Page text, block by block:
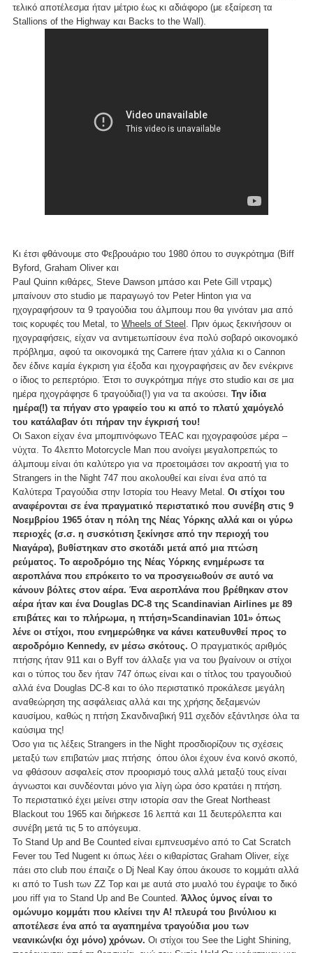
τελικό αποτέλεσμα ήταν μέτριο έως κι αδιάφορο (με εξαίρεση τα
Stallions of the Highway και Backs to the Wall).
Κι έτσι φθάνουμε στο Φεβρουάριο του 1980 όπου το συγκρότημα (Biff
Byford, Graham Oliver και
Paul Quinn κιθάρες, Steve Dawson μπάσο και Pete Gill ντραμς)
μπαίνουν στο studio με παραγωγό τον Peter Hinton για να
ηχογραφήσουν τα 9 τραγούδια του άλμπουμ που θα γινόταν μια από
τοις κορυφές του Metal, το Wheels of Steel . Πριν όμως ξεκινήσουν οι
ηχογραφήσεις, είχαν να αντιμετωπίσουν ένα πολύ σοβαρό οικονομικό
πρόβλημα, αφού τα οικονομικά της Carrere ήταν χάλια κι ο Cannon
δεν έδινε καμία έγκριση για έξοδα και ηχογραφήσεις αν δεν ενέκρινε
ο ίδιος το ρεπερτόριο. Έτσι το συγκρότημα πήγε στο studio και σε μια
ημέρα ηχογράφησε 6 τραγούδια(!) για να τα ακούσει. Την ίδια
ημέρα(!) τα πήγαν στο γραφείο του κι από το πλατύ χαμόγελό
του κατάλαβαν ότι πήραν την έγκρισή του!
Οι Saxon είχαν ένα μπομπινόφωνο TEAC και ηχογραφούσε μέρα –
νύχτα. Το 4λεπτο Motorcycle Man που ανοίγει μεγαλοπρεπώς το
άλμπουμ είναι ότι καλύτερο για να προετοιμάσει τον ακροατή για το
Strangers in the Night 747 που ακολουθεί και είναι ένα από τα
Καλύτερα Τραγούδια στην Ιστορία του Heavy Metal. Οι στίχοι του
αναφέρονται σε ένα πραγματικό περιστατικό που συνέβη στις 9
Νοεμβρίου 1965 όταν η πόλη της Νέας Υόρκης αλλά και οι γύρω
περιοχές (σ.σ. η συσκότιση ξεκίνησε από την περιοχή του
Νιαγάρα), βυθίστηκαν στο σκοτάδι μετά από μια πτώση
ρεύματος. Το αεροδρόμιο της Νέας Υόρκης ενημέρωσε τα
αεροπλάνα που επρόκειτο το να προσγειωθούν σε αυτό να
κάνουν βόλτες στον αέρα. Ένα αεροπλάνα που βρέθηκαν στον
αέρα ήταν και ένα Douglas DC-8 της Scandinavian Airlines με 89
επιβάτες και το πλήρωμα, η πτήση»Scandinavian 101» όπως
λένε οι στίχοι, που ενημερώθηκε να κάνει κατευθυνθεί προς το
αεροδρόμιο Kennedy, εν μέσω σκότους. Ο πραγματικός αριθμός
πτήσης ήταν 911 και ο Byff τον άλλαξε για να του βγαίνουν οι στίχοι
και ο τύπος του δεν ήταν 747 όπως είναι και ο τίτλος του τραγουδιού
αλλά ένα Douglas DC-8 και το όλο περιστατικό προκάλεσε μεγάλη
αναθεώρηση της ασφάλειας αλλά και της χρήσης δεξαμενών
καυσίμου, καθώς η πτήση Σκανδιναβική 911 σχεδόν εξάντλησε όλα τα
καύσιμα της!
Όσο για τις λέξεις Strangers in the Night προσδιορίζουν τις σχέσεις
μεταξύ των επιβατών μιας πτήσης όπου όλοι έχουν ένα κοινό σκοπό,
να φθάσουν ασφαλείς στον προορισμό τους αλλά μεταξύ τους είναι
άγνωστοι και συνδέονται μόνο για λίγη ώρα όσο κρατάει η πτήση.
Το περιστατικό έχει μείνει στην ιστορία σαν the Great Northeast
Blackout του 1965 και διήρκεσε 16 λεπτά και 11 δευτερόλεπτα και
συνέβη μετά τις 5 το απόγευμα.
Το Stand Up and Be Counted είναι εμπνευσμένο από το Cat Scratch
Fever του Ted Nugent κι όπως λέει ο κιθαρίστας Graham Oliver, είχε
πάει στο club που έπαιζε ο Dj Neal Kay όπου άκουσε το κομμάτι αλλά
κι από το Tush των ZZ Top και με αυτά στο μυαλό του έγραψε το δικό
μου riff για το Stand Up and Be Counted. Άλλος ύμνος είναι το
ομώνυμο κομμάτι που κλείνει την Α! πλευρά του βινύλιου κι
αποτέλεσε ένα από τα αγαπημένα τραγούδια μου των
νεανικών(κι όχι μόνο) χρόνων. Οι στίχοι του See the Light Shining,